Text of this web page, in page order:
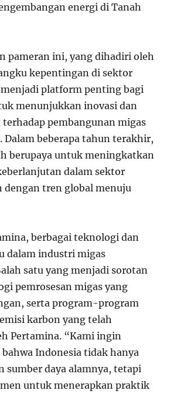
energi di Tanah
pameran ini, yang dihadiri oleh
kepentingan di sektor
platform penting bagi
menunjukkan inovasi dan
pembangunan migas
Dalam beberapa tahun terakhir,
berupaya untuk meningkatkan
dalam sektor
dengan tren global menuju
berbagai teknologi dan
dalam industri migas
satu yang menjadi sorotan
pemrosesan migas yang
serta program-program
karbon yang telah
Pertamina. “Kami ingin
Indonesia tidak hanya
sumber daya alamnya, tetapi
untuk menerapkan praktik